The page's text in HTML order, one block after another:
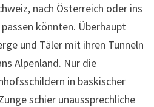
nach Österreich oder ins
könnten. Überhaupt
und Täler mit ihren Tunneln
Alpenland. Nur die
in baskischer
schier unaussprechliche